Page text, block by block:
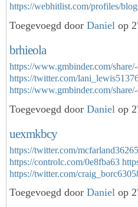
https://webhitlist.com/profiles/
Toegevoegd door Daniel op
brhieola
https://www.gmbinder.com/
https://twitter.com/
https://www.gmbinder.com/
Toegevoegd door Daniel op
uexmkbcy
https://twitter.com/
https://controlc.com/0e8fba63
https://twitter.com/
Toegevoegd door Daniel op